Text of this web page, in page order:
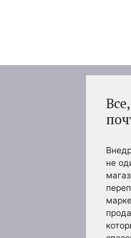
не